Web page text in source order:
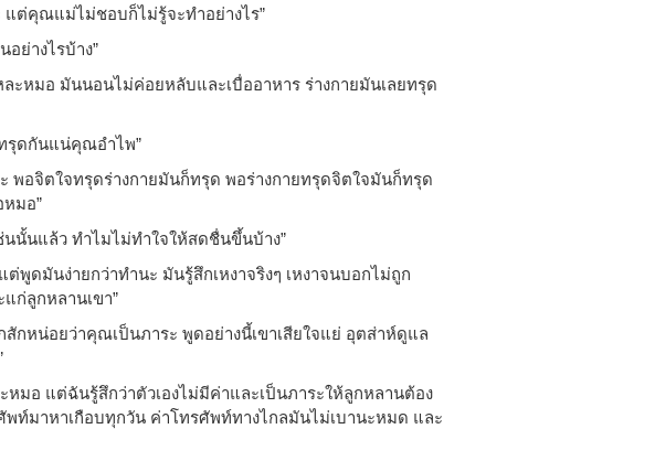
แต่คุณแม่ไม่ชอบก็ไม่รู้จะทำอย่างไร”
ย่างไรบ้าง”
ะหมอ มันนอนไม่ค่อยหลับและเบื่ออาหาร ร่างกายมันเลยทรุด
รุดกันแน่คุณอำไพ”
พอจิตใจทรุดร่างกายมันก็ทรุด พอร่างกายทรุดจิตใจมันก็ทรุด
มอ”
นนั้นแล้ว ทำไมไม่ทำใจให้สดชื่นขึ้นบ้าง”
พูดมันง่ายกว่าทำนะ มันรู้สึกเหงาจริงๆ เหงาจนบอกไม่ถูก
ก่ลูกหลานเขา”
สักหน่อยว่าคุณเป็นภาระ พูดอย่างนี้เขาเสียใจแย่ อุตส่าห์ดูแล
มอ แต่ฉันรู้สึกว่าตัวเองไม่มีค่าและเป็นภาระให้ลูกหลานต้อง
พท์มาหาเกือบทุกวัน ค่าโทรศัพท์ทางไกลมันไม่เบานะหมด และ